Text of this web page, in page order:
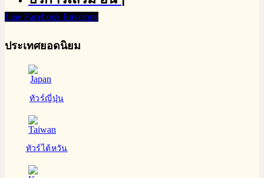
Line Facebook Envelope
ประเทศยอดนิยม
ทัวร์ญี่ปุ่น
ทัวร์ไต้หวัน